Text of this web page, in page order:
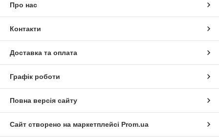
Про нас
Контакти
Доставка та оплата
Графік роботи
Повна версія сайту
Сайт створено на маркетплейсі Prom.ua